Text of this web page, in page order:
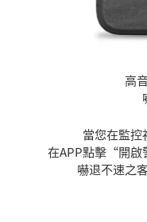
高
當您在監控
在APP點擊“開啟
嚇退不速之